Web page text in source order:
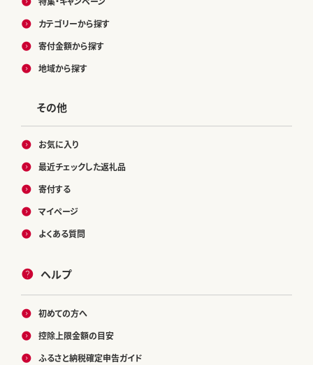
カテゴリーから探す
寄付金額から探す
地域から探す
その他
お気に入り
最近チェックした返礼品
寄付する
マイページ
よくある質問
ヘルプ
初めての方へ
控除上限金額の目安
ふるさと納税確定申告ガイド